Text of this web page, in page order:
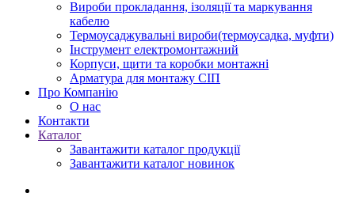
Вироби прокладання, iзоляції та маркування
кабелю
Термоусаджувальні вироби(термоусадка, муфти)
Інструмент електромонтажний
Корпуси, щити та коробки монтажні
Арматура для монтажу СІП
Про Компанію
О нас
Контакти
Каталог
Завантажити каталог продукції
Завантажити каталог новинок